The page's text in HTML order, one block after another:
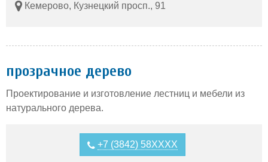
Кемерово, Кузнецкий просп., 91
прозрачное дерево
Проектирование и изготовление лестниц и мебели из
натурального дерева.
+7 (3842) 58XXXX